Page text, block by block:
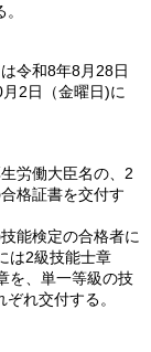
令和8年8月28日
2日（金曜日)に
労働大臣名の、2
格証書を交付す
能検定の合格者に
は2級技能士章
を、単一等級の技
れ交付する。